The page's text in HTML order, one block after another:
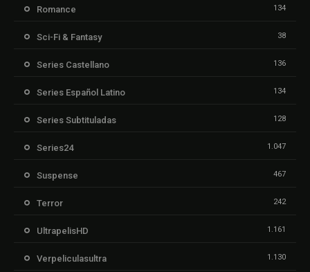
Romance 134
Sci-Fi & Fantasy 38
Series Castellano 136
Series Español Latino 134
Series Subtituladas 128
Series24 1.047
Suspense 467
Terror 242
UltrapelisHD 1.161
Verpeliculasultra 1.130